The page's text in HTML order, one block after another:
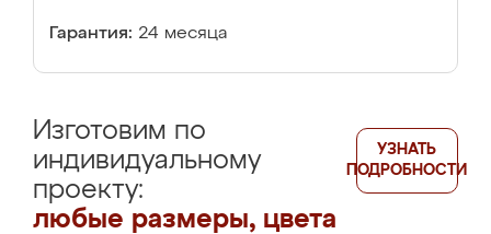
Гарантия: 24 месяца
Изготовим по
индивидуальному
проекту:
любые размеры, цвета
УЗНАТЬ
ПОДРОБНОСТИ